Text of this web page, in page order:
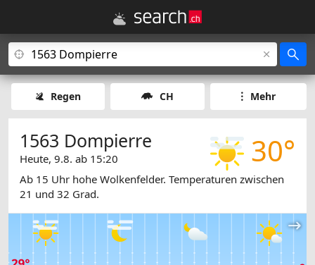
Regen CH Mehr
30°
1563 Dompierre
Heute, 9.8. ab 15:20
Ab 15 Uhr hohe Wolkenfelder. Temperaturen zwischen
21 und 32 Grad.